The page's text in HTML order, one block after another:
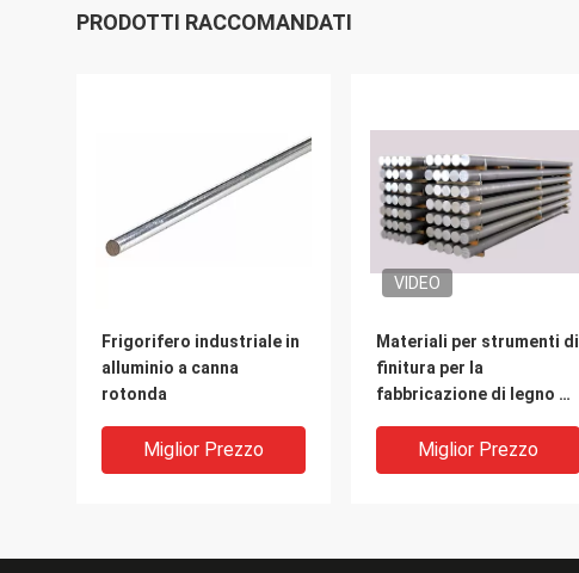
PRODOTTI RACCOMANDATI
Frigorifero industriale in
alluminio a canna
rotonda
Miglior Prezzo
VIDEO
Materiali per strumenti di
finitura per la
fabbricazione di legno di
massello estruso
Miglior Prezzo